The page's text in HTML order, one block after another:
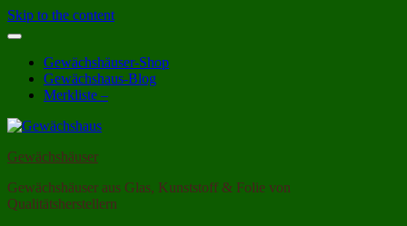
Skip to the content
Gewächshäuser-Shop
Gewächshaus-Blog
Merkliste –
Gewächshäuser
Gewächshäuser aus Glas, Kunststoff & Folie von
Qualitätsherstellern